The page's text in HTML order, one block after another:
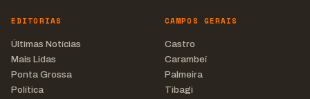
EDITORIAS
Últimas Notícias
Mais Lidas
Ponta Grossa
Política
CAMPOS GERAIS
Castro
Carambeí
Palmeira
Tibagi